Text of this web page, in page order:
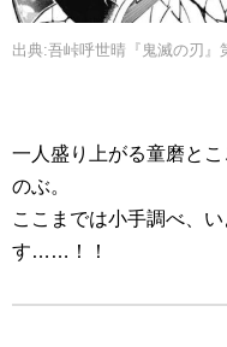
出典:吾峠呼世晴『鬼滅の刃』
一人盛り上がる童磨と
のぶ。
ここまでは小手調べ、
す……！！